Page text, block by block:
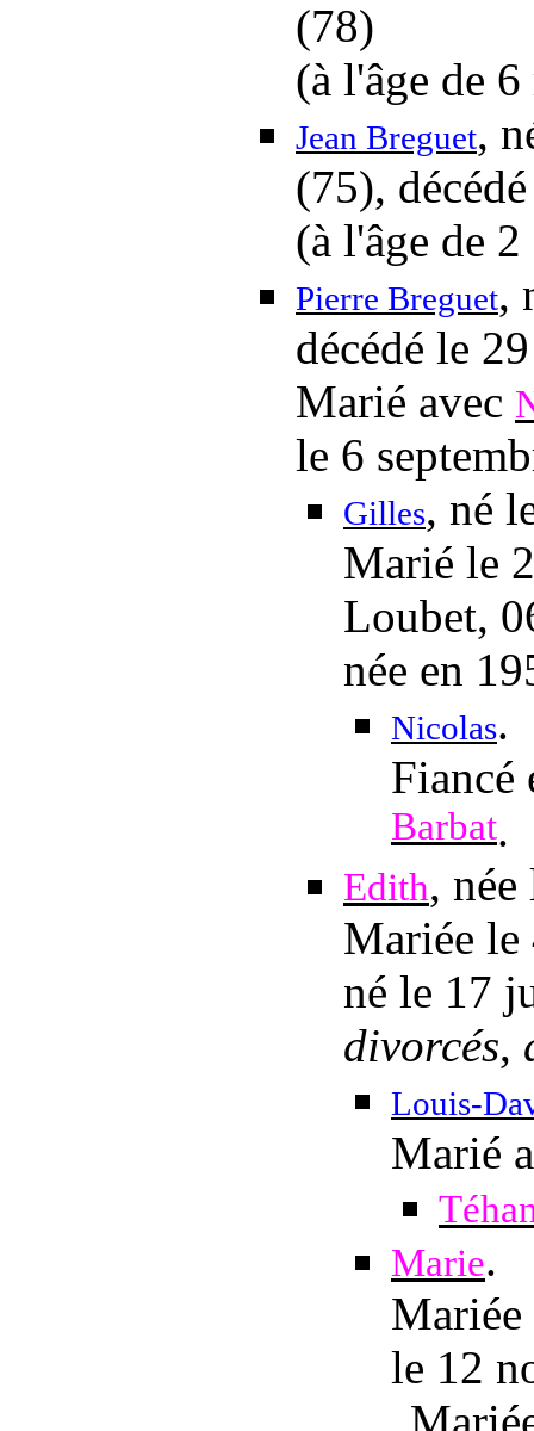
(78)
(à l'âge de
Jean Breguet,
(75),
(à l'âge de 2
Pierre Breguet,
décédé le
Marié avec
le 6
Gilles, né
Marié le
Loubet,
née en
Nicolas.
Fiancé
Barbat.
Edith, née
Mariée le
né le 17
divorcés,
Louis-
Marié
Marie.
le 12